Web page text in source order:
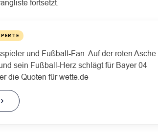
fortsetzt.
und Fußball-Fan. Auf der roten Asche
sein Fußball-Herz schlägt für Bayer 04
die Quoten für wette.de